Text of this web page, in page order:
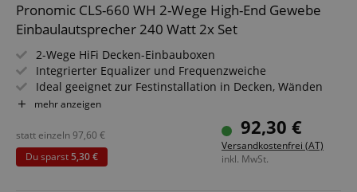
Pronomic CLS-660 WH 2-Wege High-End Gewebe
Einbaulautsprecher 240 Watt 2x Set
2-Wege HiFi Decken-Einbauboxen
Integrierter Equalizer und Frequenzweiche
Ideal geeignet zur Festinstallation in Decken, Wänden
und Fahrzeugen
Belastbarkeit: 60/120/240 Watt (RMS/Musikleistung/Peak)
6,5" (165 mm) Gewebe-Woofer, 1,2" (30 mm) Seiden-
Kalotten-Hochtöner
mehr anzeigen
92,30 €
Versandkostenfrei (AT)
inkl. MwSt.
statt einzeln97,60 €
Du sparst5,30 €